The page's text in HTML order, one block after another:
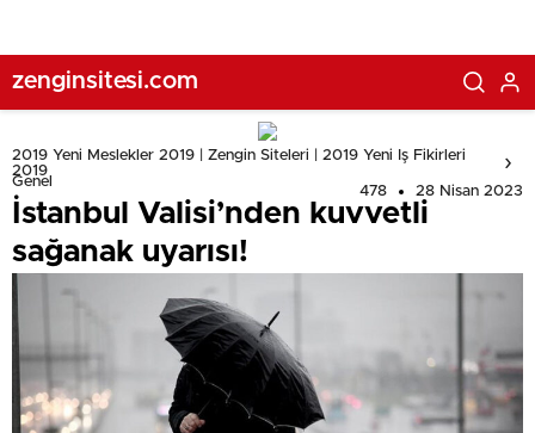
zenginsitesi.com
2019 Yeni Meslekler 2019 | Zengin Siteleri | 2019 Yeni Iş Fikirleri
2019
Genel
478 28 Nisan 2023
İstanbul Valisi’nden kuvvetli
sağanak uyarısı!